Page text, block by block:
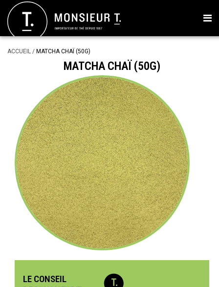
ACCUEIL / MATCHA CHAÏ (50G)
MATCHA CHAÏ (50G)
LE CONSEIL